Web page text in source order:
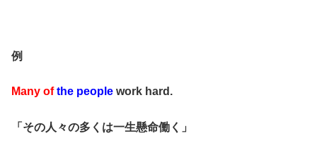
例
Many of the people work hard.
「その人々の多くは一生懸命働く」